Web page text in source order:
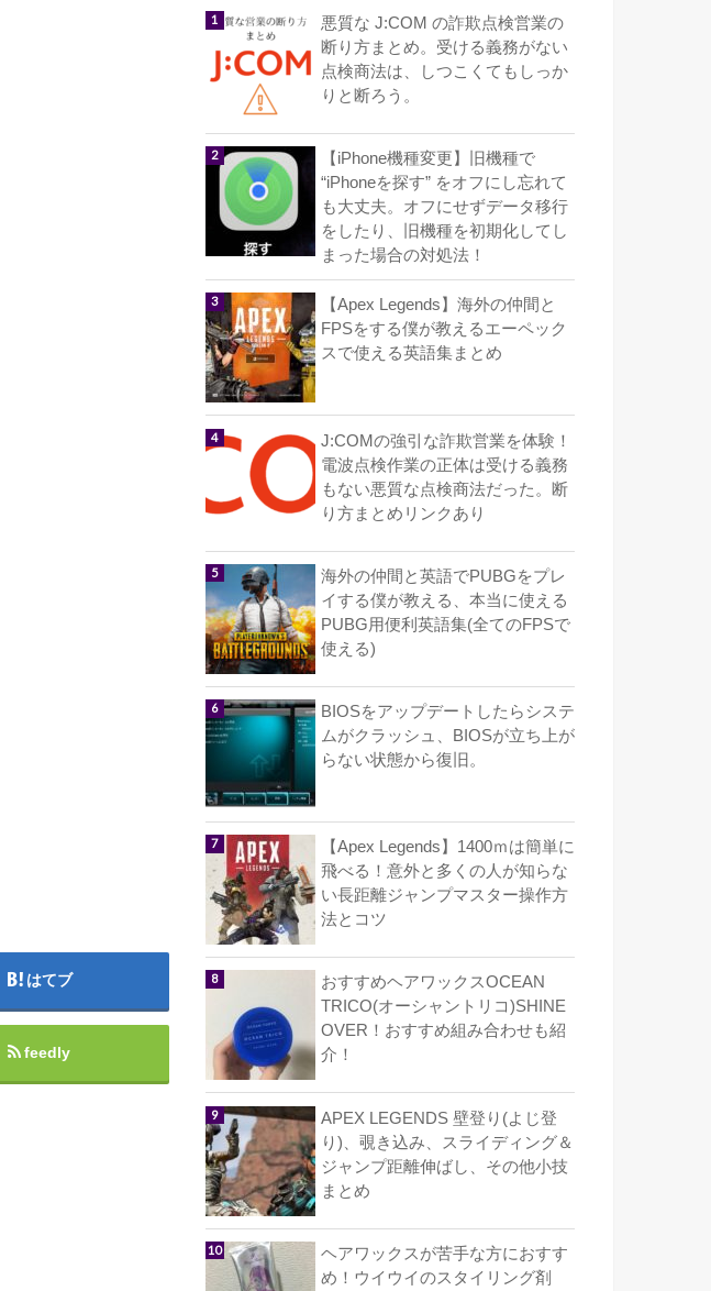
はてブ
feedly
悪質な J:COM の詐欺点検営業の
断り方まとめ。受ける義務がない
点検商法は、しつこくてもしっか
りと断ろう。
【iPhone機種変更】旧機種で
“iPhoneを探す” をオフにし忘れて
も大丈夫。オフにせずデータ移行
をしたり、旧機種を初期化してし
まった場合の対処法！
【Apex Legends】海外の仲間と
FPSをする僕が教えるエーペック
スで使える英語集まとめ
J:COMの強引な詐欺営業を体験！
電波点検作業の正体は受ける義務
もない悪質な点検商法だった。断
り方まとめリンクあり
海外の仲間と英語でPUBGをプレ
イする僕が教える、本当に使える
PUBG用便利英語集(全てのFPSで
使える)
BIOSをアップデートしたらシステ
ムがクラッシュ、BIOSが立ち上が
らない状態から復旧。
【Apex Legends】1400ｍは簡単に
飛べる！意外と多くの人が知らな
い長距離ジャンプマスター操作方
法とコツ
おすすめヘアワックスOCEAN
TRICO(オーシャントリコ)SHINE
OVER！おすすめ組み合わせも紹
介！
APEX LEGENDS 壁登り(よじ登
り)、覗き込み、スライディング＆
ジャンプ距離伸ばし、その他小技
まとめ
ヘアワックスが苦手な方におすす
め！ウイウイのスタイリング剤